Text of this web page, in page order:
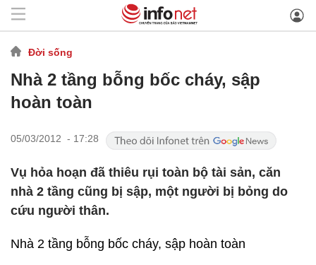
Đời sống
Nhà 2 tầng bỗng bốc cháy, sập
hoàn toàn
05/03/2012 - 17:28
Vụ hỏa hoạn đã thiêu rụi toàn bộ tài sản, căn
nhà 2 tầng cũng bị sập, một người bị bỏng do
cứu người thân.
Nhà 2 tầng bỗng bốc cháy, sập hoàn toàn